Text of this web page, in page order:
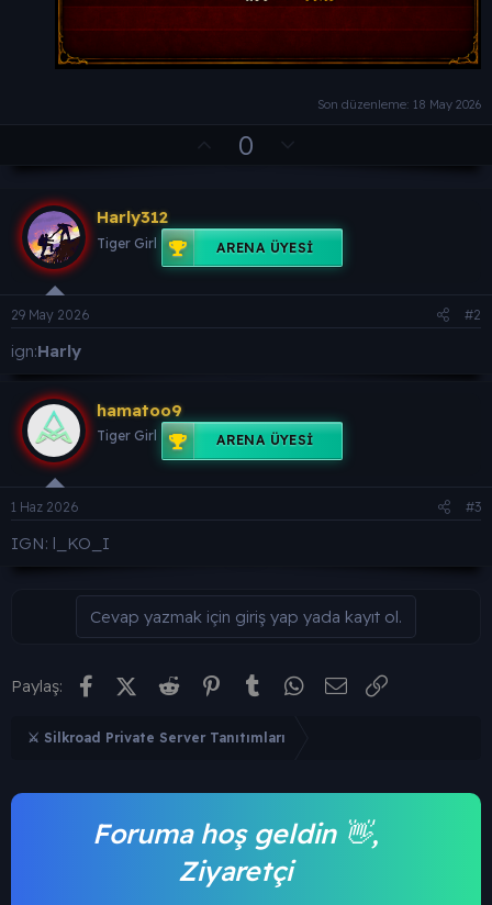
Son düzenleme: 18 May 2026
O
a
0
n
v
o
e
Harly312
Tiger Girl ARENA ÜYESI
29 May 2026 #2
ign:Harly
hamatoo9
Tiger Girl ARENA ÜYESI
1 Haz 2026 #3
IGN: l_KO_I
Cevap yazmak için giriş yap yada kayıt ol.
Paylaş: FacebookX (Twitter)
Reddit PinterestTumblr WhatsApp
E-posta
⚔️ Silkroad Private Server Tanıtımları
Foruma hoş geldin 👋,
Ziyaretçi